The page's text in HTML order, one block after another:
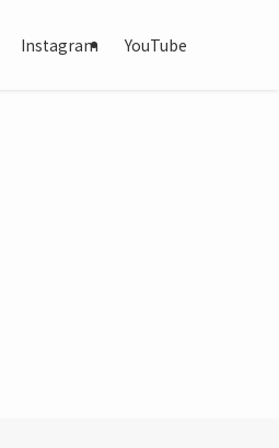
Instagram YouTube